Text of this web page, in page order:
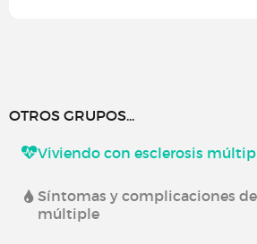
OTROS GRUPOS...
Viviendo con esclerosis
Síntomas y complicaciones
múltiple